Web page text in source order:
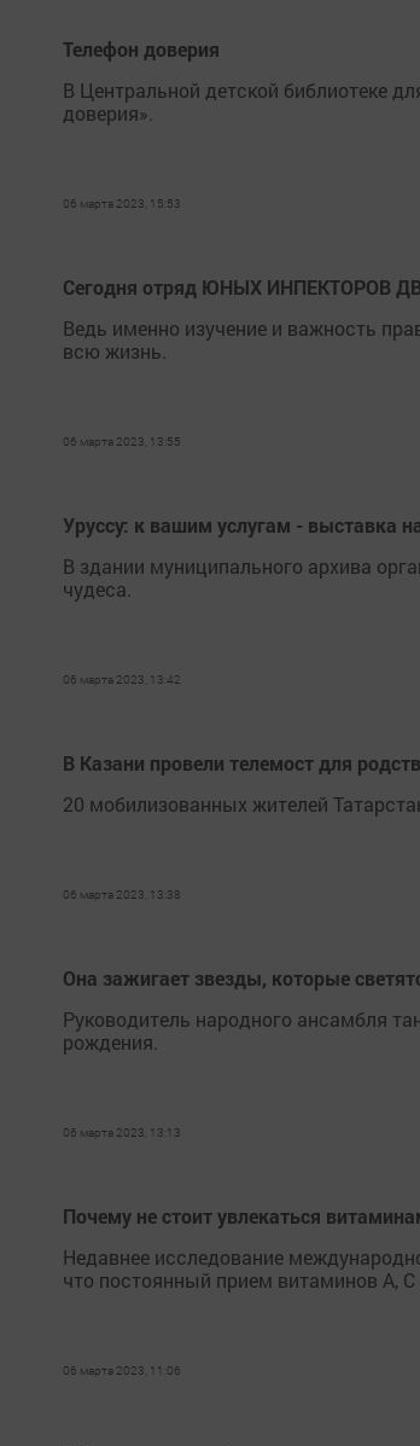
Телефон доверия
В Центральной детской библиотеке
доверия».
06 марта 2023, 15:53
Сегодня отряд ЮНЫХ ИНПЕКТОРОВ
Ведь именно изучение и важность
всю жизнь.
06 марта 2023, 13:55
Уруссу: к вашим услугам - выставка
В здании муниципального архива
чудеса.
06 марта 2023, 13:42
В Казани провели телемост для
20 мобилизованных жителей
06 марта 2023, 13:38
Она зажигает звезды, которые
Руководитель народного ансамбля
рождения.
06 марта 2023, 13:13
Почему не стоит увлекаться
Недавнее исследование
что постоянный прием витаминов А,
06 марта 2023, 11:06